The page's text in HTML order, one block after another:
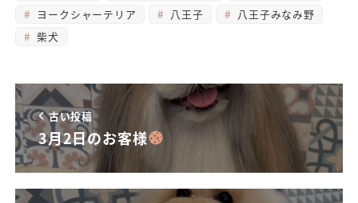
ヨークシャーテリア
八王子
八王子みなみ野
柴犬
古い投稿
3月2日のお客様